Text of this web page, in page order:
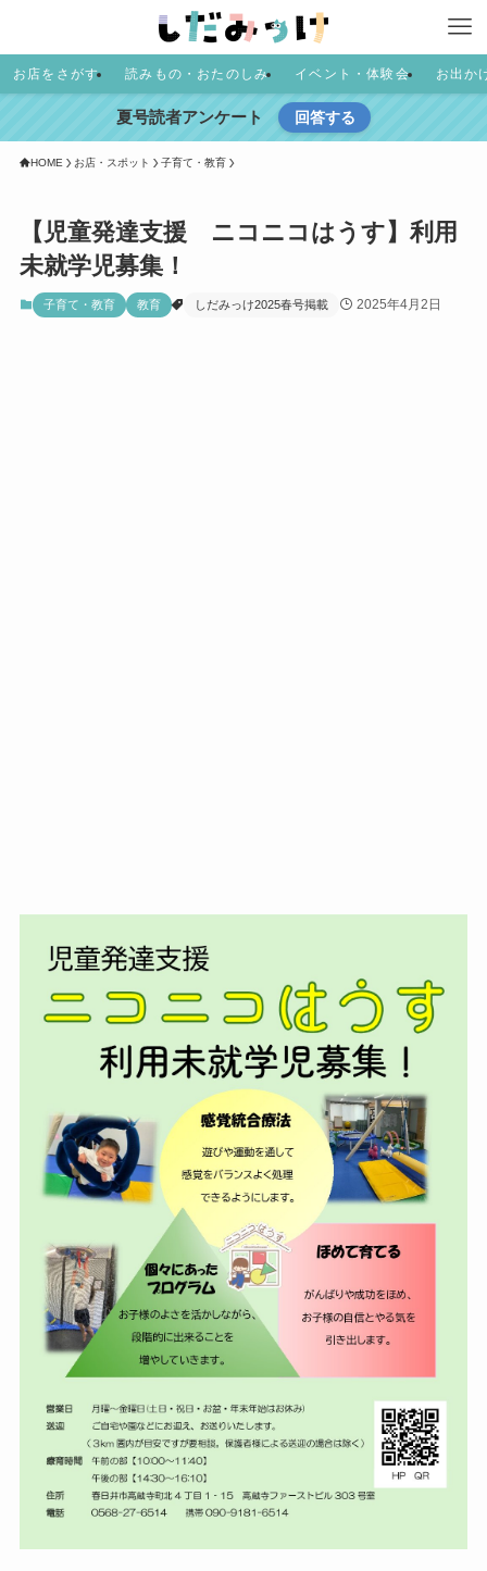
お店をさがす 読みもの・おたのしみ イベント・体験会 お出か
夏号読者アンケート 回答する
HOME お店・スポット 子育て・教育
【児童発達支援 ニコニコはうす】利用
未就学児募集！
子育て・教育 教育 しだみっけ2025春号掲載 2025年4月2日